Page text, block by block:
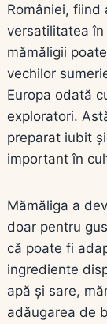
României, fiind
versatilitatea în
mămăligii
vechilor
Europa odată
exploratori.
preparat iubit
important în
Mămăliga a
doar pentru
că poate fi
ingrediente
apă și sare,
adăugarea de